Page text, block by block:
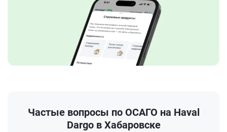
Частые вопросы по ОСАГО на Haval
Dargo в Хабаровске